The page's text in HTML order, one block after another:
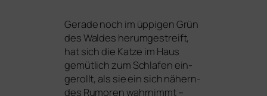
Gerade noch im üppi­gen Grün
des Waldes her­um­ge­streift,
hat sich die Katze im Haus
gemüt­lich zum Schlafen ein­
ge­rollt, als sie ein sich nähern­
des Rumoren wahr­nimmt –